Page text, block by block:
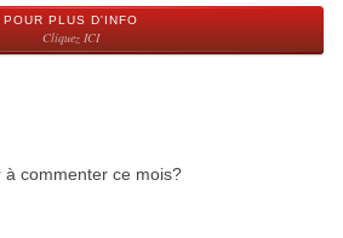
POUR PLUS D'INFO
Cliquez ICI
commenter ce mois?